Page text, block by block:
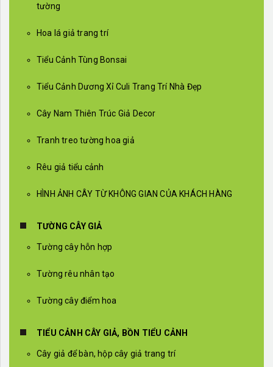
tường
Hoa lá giả trang trí
Tiểu Cảnh Tùng Bonsai
Tiểu Cảnh Dương Xỉ Culi Trang Trí Nhà Đẹp
Cây Nam Thiên Trúc Giả Decor
Tranh treo tường hoa giả
Rêu giả tiểu cảnh
HÌNH ẢNH CÂY TỪ KHÔNG GIAN CỦA KHÁCH HÀNG
TƯỜNG CÂY GIẢ
Tường cây hỗn hợp
Tường rêu nhân tạo
Tường cây điểm hoa
TIỂU CẢNH CÂY GIẢ, BỒN TIỂU CẢNH
Cây giả để bàn, hộp cây giả trang trí